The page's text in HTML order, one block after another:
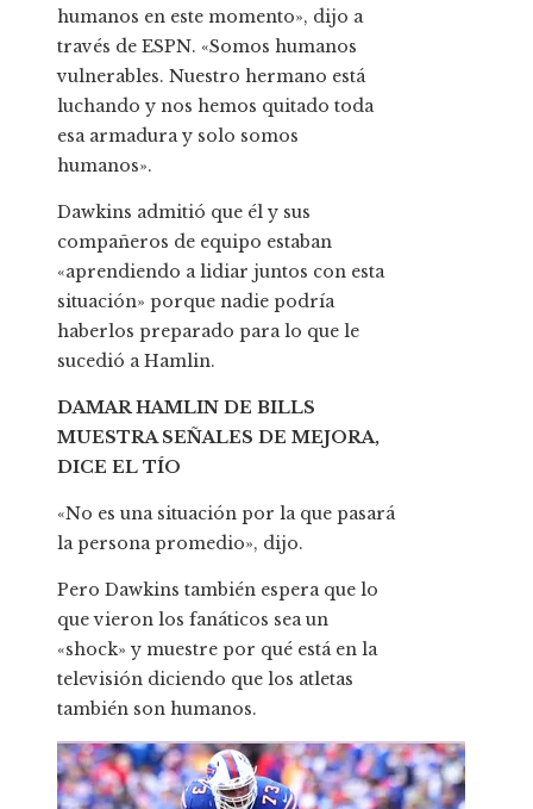
humanos en este momento», dijo a
través de ESPN. «Somos humanos
vulnerables. Nuestro hermano está
luchando y nos hemos quitado toda
esa armadura y solo somos
humanos».
Dawkins admitió que él y sus
compañeros de equipo estaban
«aprendiendo a lidiar juntos con esta
situación» porque nadie podría
haberlos preparado para lo que le
sucedió a Hamlin.
DAMAR HAMLIN DE BILLS
MUESTRA SEÑALES DE MEJORA,
DICE EL TÍO
«No es una situación por la que pasará
la persona promedio», dijo.
Pero Dawkins también espera que lo
que vieron los fanáticos sea un
«shock» y muestre por qué está en la
televisión diciendo que los atletas
también son humanos.